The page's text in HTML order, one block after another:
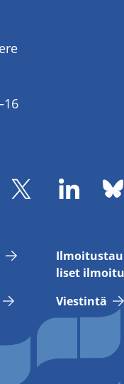
li­set
Vies­tin­tä